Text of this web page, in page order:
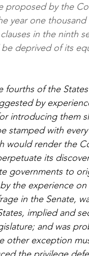
proposed by the
year one
in the ninth
deprived of its
fourths of the
by
introducing them
stamped with
would render the
its
governments to
the experience
in the Senate,
implied and
and was
other exception